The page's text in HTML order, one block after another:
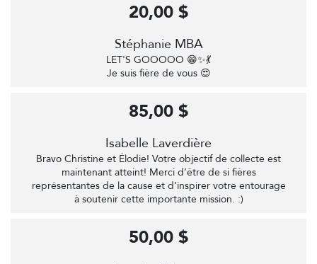
Stéphanie MBA
LET'S GOOOOO 😁✨💃
Je suis fière de vous 😍
20,00 $
Isabelle Laverdière
Bravo Christine et Élodie! Votre objectif de collecte est
maintenant atteint! Merci d’être de si fières
représentantes de la cause et d’inspirer votre entourage
à soutenir cette importante mission. :)
85,00 $
50,00 $